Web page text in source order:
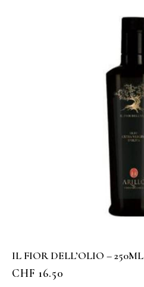
IL FIOR DELL’OLIO – 250ML
CHF 16.50